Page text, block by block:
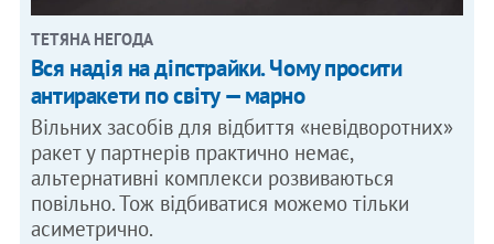
ТЕТЯНА НЕГОДА
Вся надія на діпстрайки. Чому просити
антиракети по світу — марно
Вільних засобів для відбиття «невідворотних»
ракет у партнерів практично немає,
альтернативні комплекси розвиваються
повільно. Тож відбиватися можемо тільки
асиметрично.